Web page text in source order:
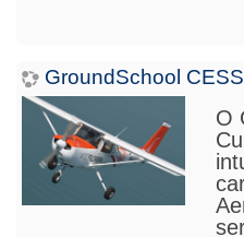
GroundSchool
O